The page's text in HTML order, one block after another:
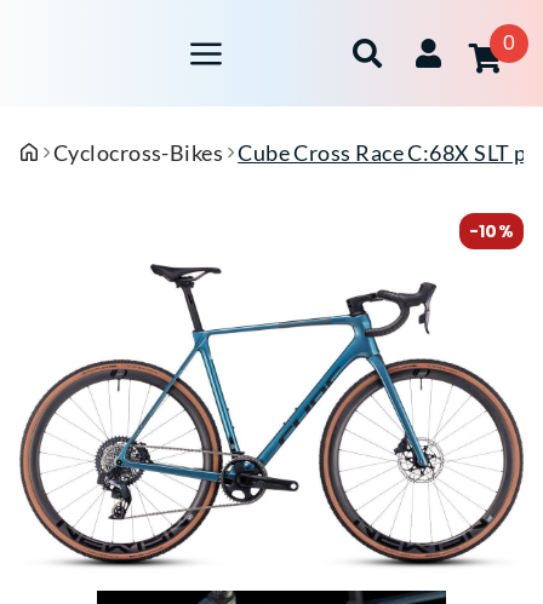
0
Cyclocross-Bikes Cube Cross Race C:68X SLT
-10%